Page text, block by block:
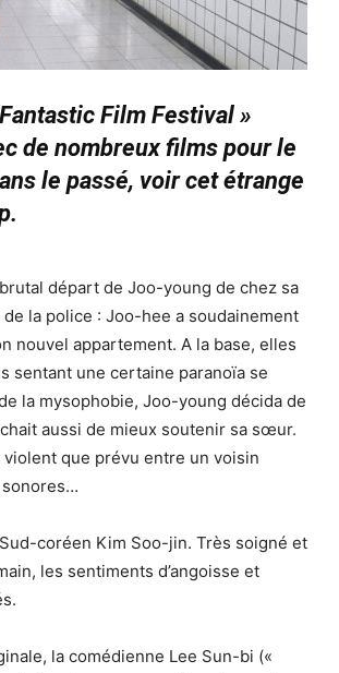
Film Festival »
de nombreux films pour le
le passé, voir cet étrange
départ de Joo-young de chez sa
la police : Joo-hee a soudainement
nouvel appartement. A la base, elles
sentant une certaine paranoïa se
la mysophobie, Joo-young décida de
aussi de mieux soutenir sa sœur.
que prévu entre un voisin
sonores…
coréen Kim Soo-jin. Très soigné et
les sentiments d’angoisse et
la comédienne Lee Sun-bi («